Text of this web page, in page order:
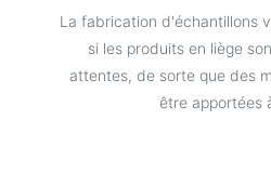
La fabrication d'échantillons
si les produits en liège
attentes, de sorte que des
être apportées